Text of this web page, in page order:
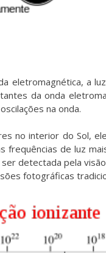
eletromagnética, a
da onda
na onda.
no interior do Sol,
frequências de luz
detectada pela
fotográficas